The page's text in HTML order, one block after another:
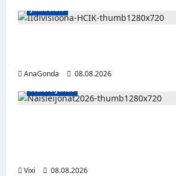
Jääkiekko
AnaGonda
08.08.2026
Naisleijonat
Vixi
08.08.2026